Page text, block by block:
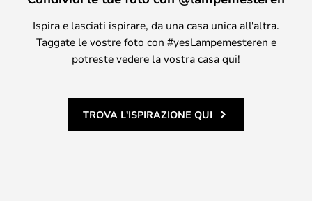
Ispira e lasciati ispirare, da una casa unica all'altra.
Taggate le vostre foto con #yesLampemesteren e
potreste vedere la vostra casa qui!
TROVA L'ISPIRAZIONE QUI